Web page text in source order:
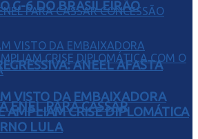
ANEEL AFASTA
ENEL PARA CASSAR
G-6 DO BRASILEIRÃO
VISTO DA EMBAIXADORA
AMPLIAM CRISE DIPLOMÁTICA
LULA